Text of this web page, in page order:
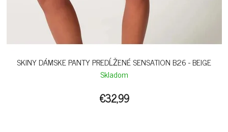
SKINY DÁMSKE PANTY PREDĹŽENÉ SENSATION B26 - BEIGE
Skladom
€32,99